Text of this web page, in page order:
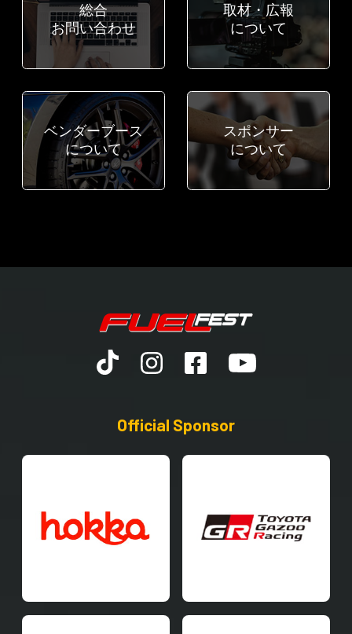
総合
お問い合わせ
取材・広報
について
ベンダーブース
について
スポンサー
について
Official Sponsor